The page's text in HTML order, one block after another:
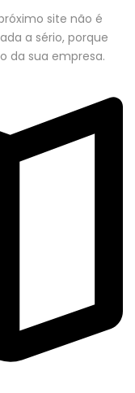
site não é
a sério, porque
da sua empresa.